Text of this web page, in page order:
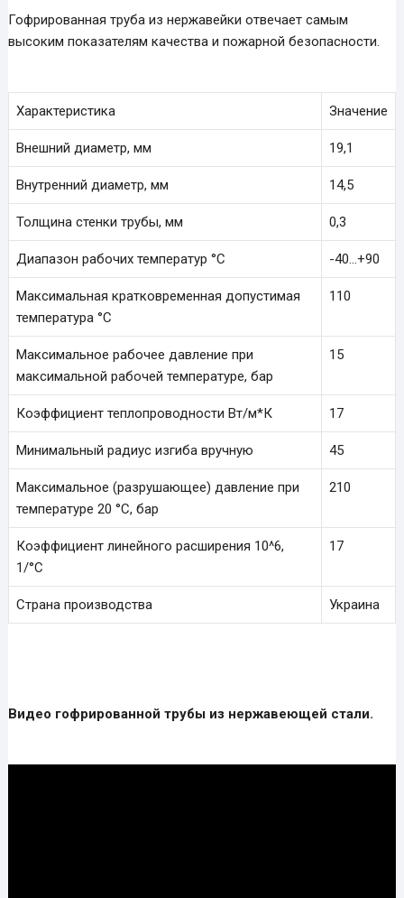
Гофрированная труба из нержавейки отвечает самым
высоким показателям качества и пожарной безопасности.
Характеристика Значение
Внешний диаметр, мм 19,1
Внутренний диаметр, мм 14,5
Толщина стенки трубы, мм 0,3
Диапазон рабочих температур °С -40…+90
Максимальная кратковременная допустимая
температура °С
110
Максимальное рабочее давление при
максимальной рабочей температуре, бар
15
Коэффициент теплопроводности Вт/м*К 17
Минимальный радиус изгиба вручную 45
Максимальное (разрушающее) давление при
температуре 20 °С, бар
210
Коэффициент линейного расширения 10^6,
1/°С
17
Страна производства Украина
Видео гофрированной трубы из нержавеющей стали.